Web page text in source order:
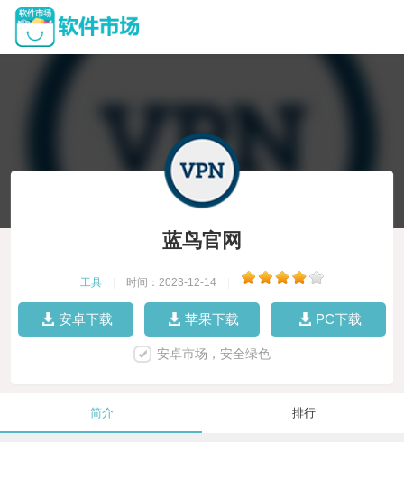
蓝鸟官网
工具 时间：2023-12-14
安卓下载 苹果下载 PC下载
安卓市场，安全绿色
简介 排行